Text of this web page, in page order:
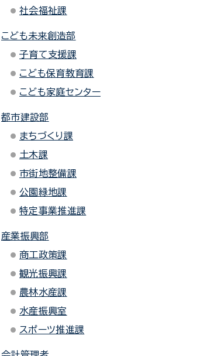
社会福祉課
こども未来創造部
子育て支援課
こども保育教育課
こども家庭センター
都市建設部
まちづくり課
土木課
市街地整備課
公園緑地課
特定事業推進課
産業振興部
商工政策課
観光振興課
農林水産課
水産振興室
スポーツ推進課